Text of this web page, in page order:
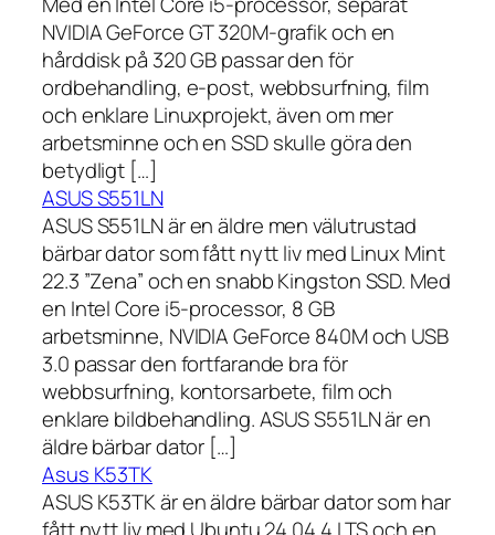
NVIDIA GeForce GT 320M-grafik och en
hårddisk på 320 GB passar den för
ordbehandling, e-post, webbsurfning, film
och enklare Linuxprojekt, även om mer
arbetsminne och en SSD skulle göra den
betydligt […]
ASUS S551LN
ASUS S551LN är en äldre men välutrustad
bärbar dator som fått nytt liv med Linux Mint
22.3 ”Zena” och en snabb Kingston SSD. Med
en Intel Core i5-processor, 8 GB
arbetsminne, NVIDIA GeForce 840M och USB
3.0 passar den fortfarande bra för
webbsurfning, kontorsarbete, film och
enklare bildbehandling. ASUS S551LN är en
äldre bärbar dator […]
Asus K53TK
ASUS K53TK är en äldre bärbar dator som har
fått nytt liv med Ubuntu 24.04.4 LTS och en